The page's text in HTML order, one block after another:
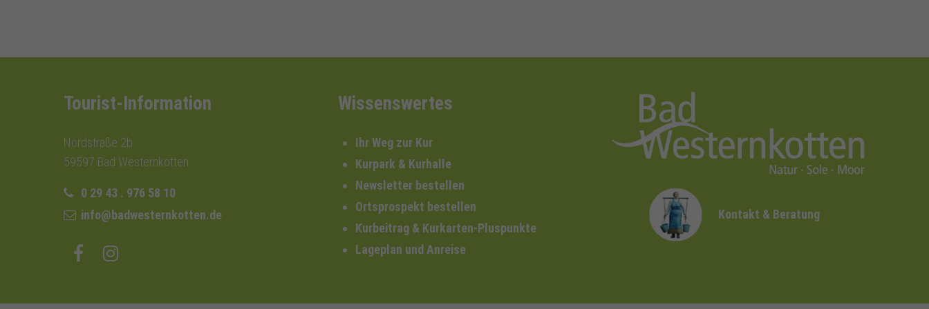
Tourist-Information
Nordstraße 2b
59597 Bad Westernkotten
0 29 43 . 976 58 10
info@badwesternkotten.de
Wissenswertes
Ihr Weg zur Kur
Kurpark & Kurhalle
Newsletter bestellen
Ortsprospekt bestellen
Kurbeitrag & Kurkarten-Pluspunkte
Lageplan und Anreise
Kontakt & Beratung